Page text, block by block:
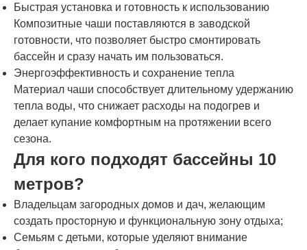
Быстрая установка и готовность к использованию
Композитные чаши поставляются в заводской
готовности, что позволяет быстро смонтировать
бассейн и сразу начать им пользоваться.
Энергоэффективность и сохранение тепла
Материал чаши способствует длительному удержанию
тепла воды, что снижает расходы на подогрев и
делает купание комфортным на протяжении всего
сезона.
Для кого подходят бассейны 10
метров?
Владельцам загородных домов и дач, желающим
создать просторную и функциональную зону отдыха;
Семьям с детьми, которые уделяют внимание